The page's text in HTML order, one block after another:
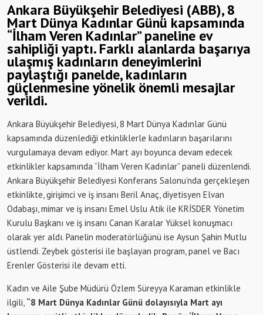
Ankara Büyükşehir Belediyesi (ABB), 8
Mart Dünya Kadınlar Günü kapsamında
“İlham Veren Kadınlar” paneline ev
sahipliği yaptı. Farklı alanlarda başarıya
ulaşmış kadınların deneyimlerini
paylaştığı panelde, kadınların
güçlenmesine yönelik önemli mesajlar
verildi.
Ankara Büyükşehir Belediyesi, 8 Mart Dünya Kadınlar Günü
kapsamında düzenlediği etkinliklerle kadınların başarılarını
vurgulamaya devam ediyor. Mart ayı boyunca devam edecek
etkinlikler kapsamında “İlham Veren Kadınlar” paneli düzenlendi.
Ankara Büyükşehir Belediyesi Konferans Salonu’nda gerçekleşen
etkinlikte, girişimci ve iş insanı Beril Anaç, diyetisyen Elvan
Odabaşı, mimar ve iş insanı Emel Uslu Atik ile KRİSDER Yönetim
Kurulu Başkanı ve iş insanı Canan Karalar Yüksel konuşmacı
olarak yer aldı. Panelin moderatörlüğünü ise Aysun Şahin Mutlu
üstlendi. Zeybek gösterisi ile başlayan program, panel ve Bacı
Erenler Gösterisi ile devam etti.
Kadın ve Aile Şube Müdürü Özlem Süreyya Karaman etkinlikle
ilgili, “8 Mart Dünya Kadınlar Günü dolayısıyla Mart ayı